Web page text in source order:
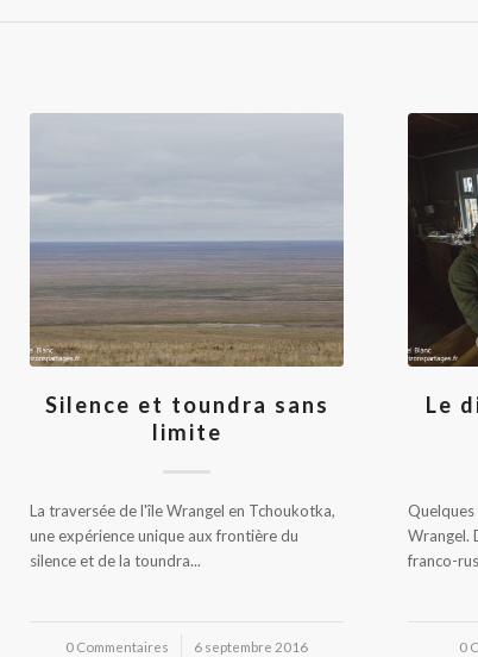
Silence et toundra sans
limite
La traversée de l'île Wrangel en Tchoukotka,
une expérience unique aux frontière du
silence et de la toundra...
0 Commentaires
/ 6 septembre 2016
Le
Wrangel.
franco-
0